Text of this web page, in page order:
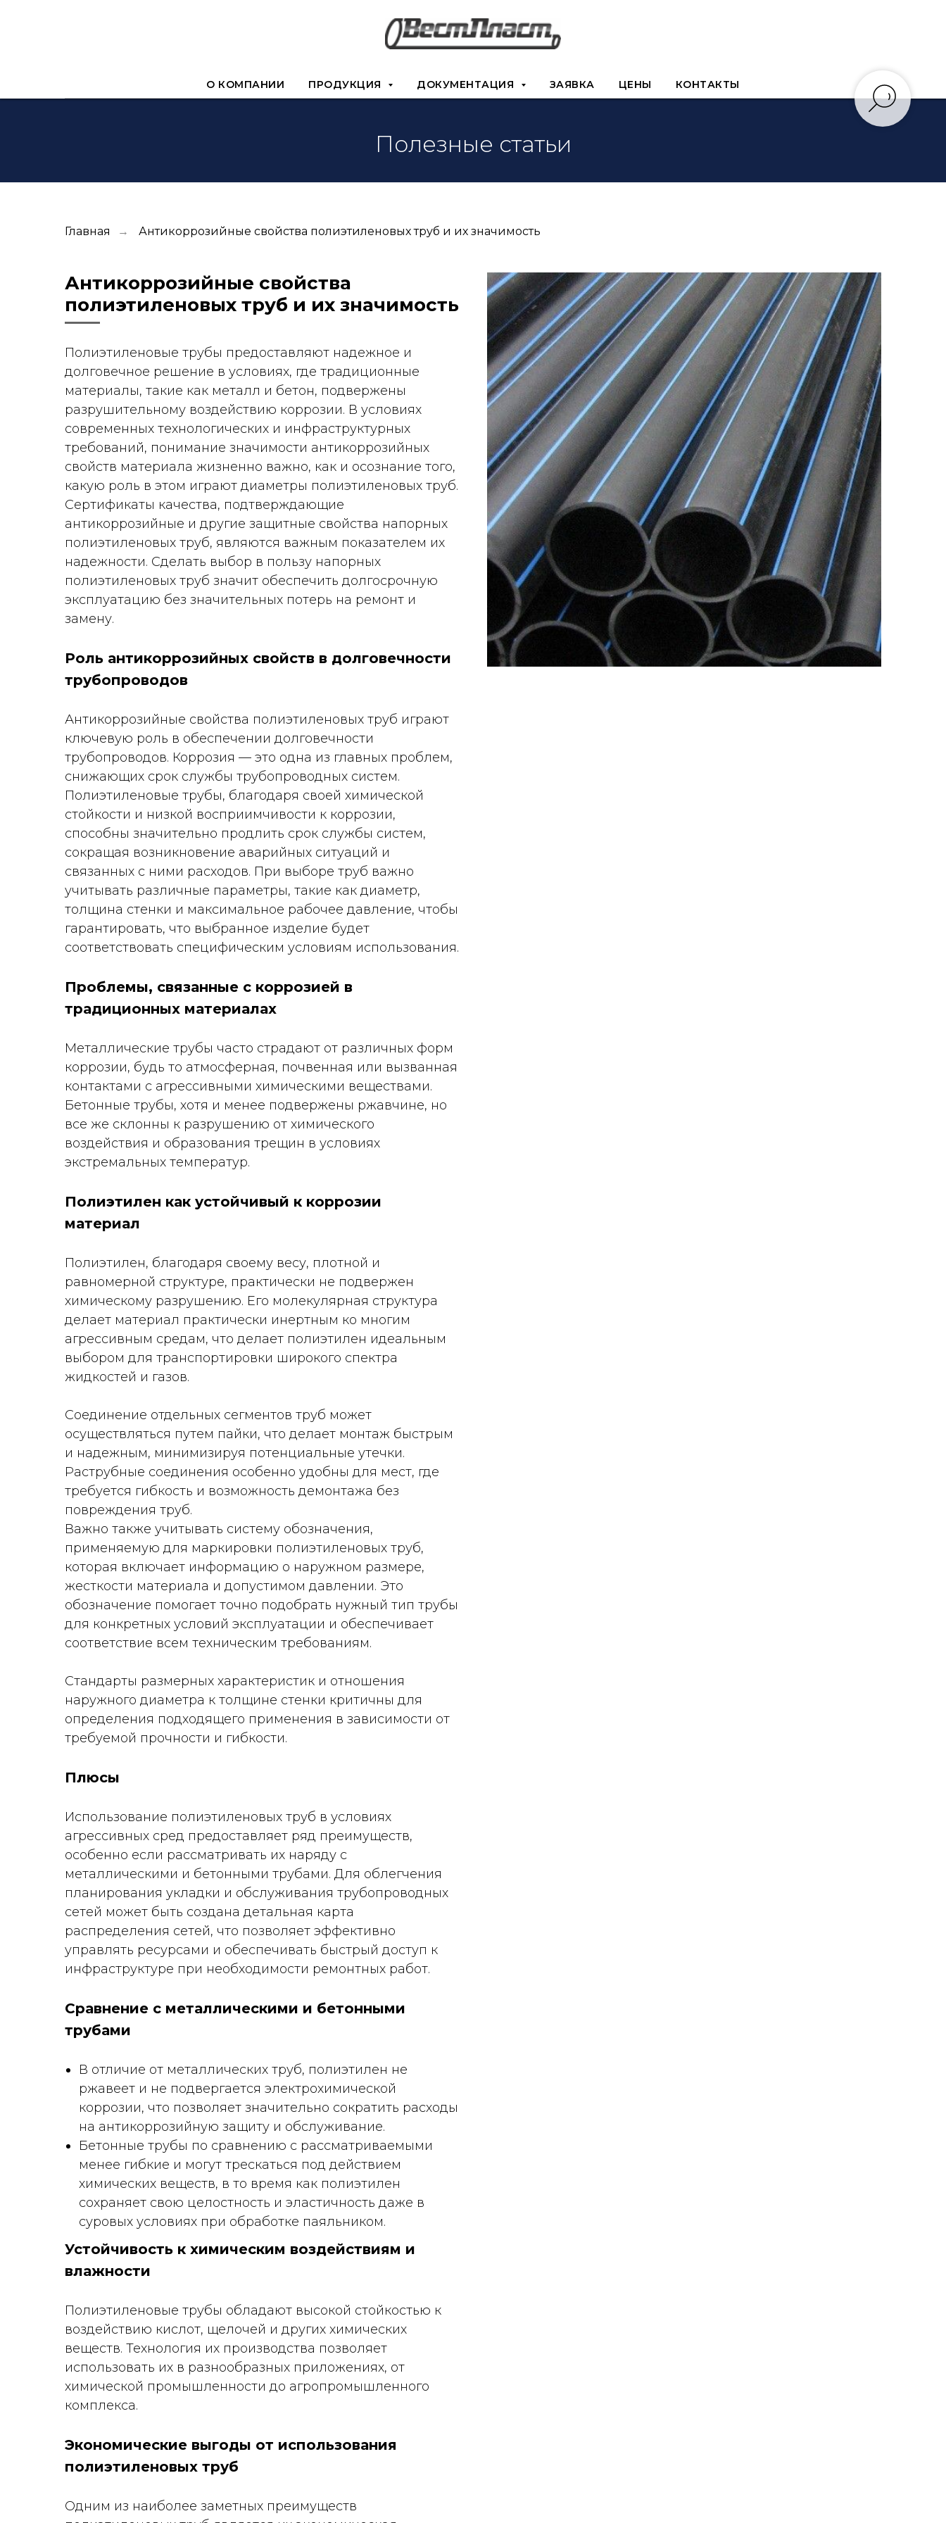
О КОМПАНИИ ПРОДУКЦИЯ ДОКУМЕНТАЦИЯ ЗАЯВКА ЦЕНЫ КОНТАКТЫ
Полезные статьи
Главная → Антикоррозийные свойства полиэтиленовых труб и их значимость
Антикоррозийные свойства
полиэтиленовых труб и их значимость
Полиэтиленовые трубы предоставляют надежное и
долговечное решение в условиях, где традиционные
материалы, такие как металл и бетон, подвержены
разрушительному воздействию коррозии. В условиях
современных технологических и инфраструктурных
требований, понимание значимости антикоррозийных
свойств материала жизненно важно, как и осознание того,
какую роль в этом играют диаметры полиэтиленовых труб.
Сертификаты качества, подтверждающие
антикоррозийные и другие защитные свойства напорных
полиэтиленовых труб, являются важным показателем их
надежности. Сделать выбор в пользу напорных
полиэтиленовых труб значит обеспечить долгосрочную
эксплуатацию без значительных потерь на ремонт и
замену.
Роль антикоррозийных свойств в долговечности
трубопроводов
Антикоррозийные свойства полиэтиленовых труб играют
ключевую роль в обеспечении долговечности
трубопроводов. Коррозия — это одна из главных проблем,
снижающих срок службы трубопроводных систем.
Полиэтиленовые трубы, благодаря своей химической
стойкости и низкой восприимчивости к коррозии,
способны значительно продлить срок службы систем,
сокращая возникновение аварийных ситуаций и
связанных с ними расходов. При выборе труб важно
учитывать различные параметры, такие как диаметр,
толщина стенки и максимальное рабочее давление, чтобы
гарантировать, что выбранное изделие будет
соответствовать специфическим условиям использования.
Проблемы, связанные с коррозией в
традиционных материалах
Металлические трубы часто страдают от различных форм
коррозии, будь то атмосферная, почвенная или вызванная
контактами с агрессивными химическими веществами.
Бетонные трубы, хотя и менее подвержены ржавчине, но
все же склонны к разрушению от химического
воздействия и образования трещин в условиях
экстремальных температур.
Полиэтилен как устойчивый к коррозии
материал
Полиэтилен, благодаря своему весу, плотной и
равномерной структуре, практически не подвержен
химическому разрушению. Его молекулярная структура
делает материал практически инертным ко многим
агрессивным средам, что делает полиэтилен идеальным
выбором для транспортировки широкого спектра
жидкостей и газов.
Соединение отдельных сегментов труб может
осуществляться путем пайки, что делает монтаж быстрым
и надежным, минимизируя потенциальные утечки.
Раструбные соединения особенно удобны для мест, где
требуется гибкость и возможность демонтажа без
повреждения труб.
Важно также учитывать систему обозначения,
применяемую для маркировки полиэтиленовых труб,
которая включает информацию о наружном размере,
жесткости материала и допустимом давлении. Это
обозначение помогает точно подобрать нужный тип трубы
для конкретных условий эксплуатации и обеспечивает
соответствие всем техническим требованиям.
Стандарты размерных характеристик и отношения
наружного диаметра к толщине стенки критичны для
определения подходящего применения в зависимости от
требуемой прочности и гибкости.
Плюсы
Использование полиэтиленовых труб в условиях
агрессивных сред предоставляет ряд преимуществ,
особенно если рассматривать их наряду с
металлическими и бетонными трубами. Для облегчения
планирования укладки и обслуживания трубопроводных
сетей может быть создана детальная карта
распределения сетей, что позволяет эффективно
управлять ресурсами и обеспечивать быстрый доступ к
инфраструктуре при необходимости ремонтных работ.
Сравнение с металлическими и бетонными
трубами
В отличие от металлических труб, полиэтилен не
ржавеет и не подвергается электрохимической
коррозии, что позволяет значительно сократить расходы
на антикоррозийную защиту и обслуживание.
Бетонные трубы по сравнению с рассматриваемыми
менее гибкие и могут трескаться под действием
химических веществ, в то время как полиэтилен
сохраняет свою целостность и эластичность даже в
суровых условиях при обработке паяльником.
Устойчивость к химическим воздействиям и
влажности
Полиэтиленовые трубы обладают высокой стойкостью к
воздействию кислот, щелочей и других химических
веществ. Технология их производства позволяет
использовать их в разнообразных приложениях, от
химической промышленности до агропромышленного
комплекса.
Экономические выгоды от использования
полиэтиленовых труб
Одним из наиболее заметных преимуществ